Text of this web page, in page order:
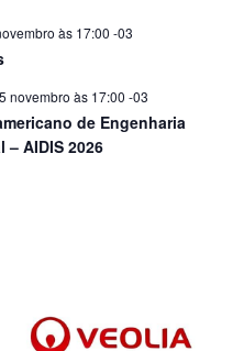
às 17:00 -03
novembro às 17:00 -03
de Engenharia
– AIDIS 2026